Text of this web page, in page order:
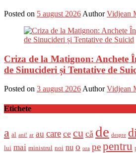
Posted on 5 august 2026 Author Vidjean
Criza de la Matignon: Anchete
de Sinucideri și Tentative de
Posted on 3 august 2026 Author Vidjean
Etichete
a al ani! ar au care ce cu că de despre
lui mai ministrul noi nu o ora pepentru